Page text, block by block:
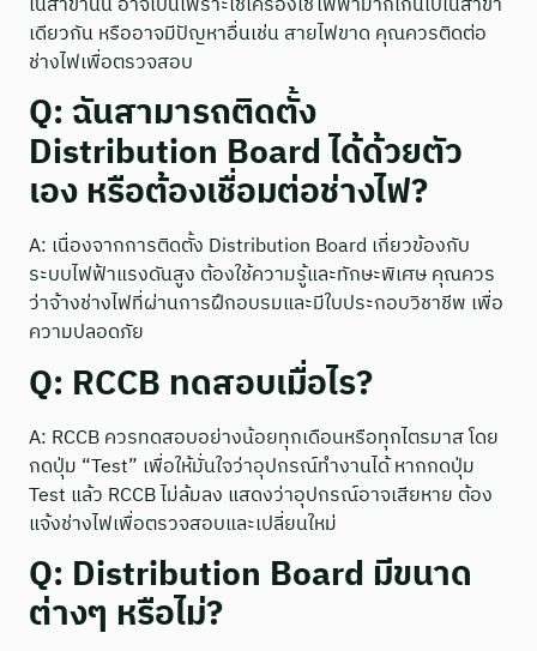
เดียวกัน หรืออาจมีปัญหาอื่นเช่น สายไฟขาด คุณควรติดต่อ
ช่างไฟเพื่อตรวจสอบ
Q: ฉันสามารถติดตั้ง
Distribution Board ได้ด้วยตัว
เอง หรือต้องเชื่อมต่อช่างไฟ?
A: เนื่องจากการติดตั้ง Distribution Board เกี่ยวข้องกับ
ระบบไฟฟ้าแรงดันสูง ต้องใช้ความรู้และทักษะพิเศษ คุณควร
ว่าจ้างช่างไฟที่ผ่านการฝึกอบรมและมีใบประกอบวิชาชีพ เพื่อ
ความปลอดภัย
Q: RCCB ทดสอบเมื่อไร?
A: RCCB ควรทดสอบอย่างน้อยทุกเดือนหรือทุกไตรมาส โดย
กดปุ่ม “Test” เพื่อให้มั่นใจว่าอุปกรณ์ทำงานได้ หากกดปุ่ม
Test แล้ว RCCB ไม่ล้มลง แสดงว่าอุปกรณ์อาจเสียหาย ต้อง
แจ้งช่างไฟเพื่อตรวจสอบและเปลี่ยนใหม่
Q: Distribution Board มีขนาด
ต่างๆ หรือไม่?